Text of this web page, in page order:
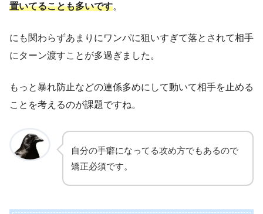
置いてることも多いです。
にも関わらずあまりにワンパに狙いすぎて落とされて相手
にターン渡すことが多過ぎました。
もっと暴れ防止などの連係多めにして動いて相手を止める
ことを考えるのが課題ですね。
自分の手癖になってる攻め方でもあるので
矯正必須です。